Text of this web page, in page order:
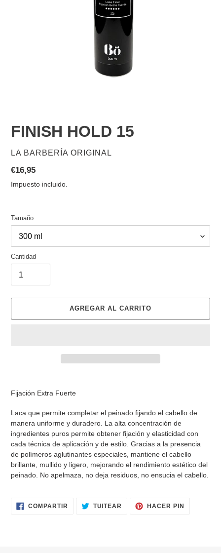
FINISH HOLD 15
PROVEEDOR
LA BARBERÍA ORIGINAL
Precio
habitual
€16,95
Impuesto incluido.
Tamaño
Cantidad
AGREGAR AL CARRITO
producto
a
carrito
de
compra
Fijación Extra Fuerte
Laca que permite completar el peinado fijando el cabello de
manera uniforme y duradero. La alta concentración de
ingredientes puros permite obtener fijación y elasticidad con
cada técnica de aplicación y de estilo. Gracias a la presencia
de polímeros aglutinantes especiales, mantiene el cabello
brillante, mullido y ligero, mejorando el rendimiento estético del
peinado. No apelmaza, no deja residuos, no ensucia el cabello.
COMPARTIR COMPARTIRTUITEAR TUITEARHACER PIN